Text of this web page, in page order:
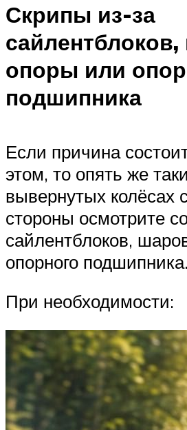
Скрипы из-за
опоры или
подшипника
Если причина
этом, то опять же
вывернутых колёсах
стороны осмотрите
сайлентблоков,
опорного подшипника.
При необходимости: